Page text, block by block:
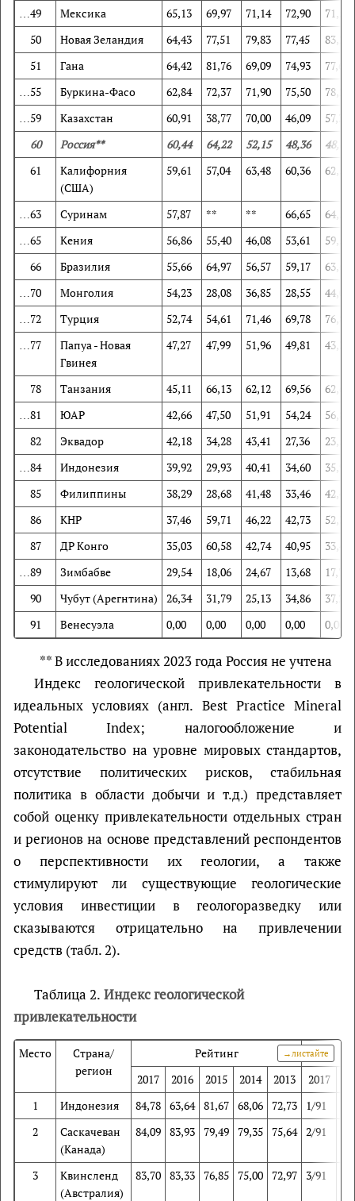
…49 Мексика 65,13 69,97 71,14 72,90
71,50
50
Новая Зеландия 64,43 77,51 79,83 77,45
83,26
51
Гана 64,42 81,76 69,09 74,93
77,60
…55
Буркина-Фасо 62,84 72,37 71,90 75,50
78,22
…59
Казахстан 60,91 38,77 70,00 46,09
57,38
60
Россия** 60,44 64,22 52,15 48,36
48,67
61
Калифорния
(США)
59,61 57,04 63,48 60,36 62,57
…63 Суринам 57,87 ** ** 66,65
64,50
…65
Кения 56,86 55,40 46,08 53,61
59,54
66
Бразилия 55,66 64,97 56,57 59,17
63,65
…70
Монголия 54,23 28,08 36,85 28,55
44,02
…72
Турция 52,74 54,61 71,46 69,78
76,85
…77
Папуа - Новая
Гвинея
47,27 47,99 51,96 49,81 43,37
78 Танзания 45,11 66,13 62,12 69,56
62,67
…81
ЮАР 42,66 47,50 51,91 54,24
56,85
82
Эквадор 42,18 34,28 43,41 27,36
23,54
…84
Индонезия 39,92 29,93 40,41 34,60
35,90
85
Филиппины 38,29 28,68 41,48 33,46
42,41
86
КНР 37,46 59,71 46,22 42,73
52,30
87
ДР Конго 35,03 60,58 42,74 40,95
33,43
…89
Зимбабве 29,54 18,06 24,67 13,68
17,71
90
Чубут (Арегнтина) 26,34 31,79 25,13 34,86
37,26
91
Венесуэла 0,00 0,00 0,00 0,00 0,00
** В исследованиях 2023 года Россия не учтена
Индекс геологической привлекательности в
идеальных условиях (англ. Best Practice Mineral
Potential Index; налогообложение и
законодательство на уровне мировых стандартов,
отсутствие политических рисков, стабильная
политика в области добычи и т.д.) представляет
собой оценку привлекательности отдельных стран
и регионов на основе представлений респондентов
о перспективности их геологии, а также
стимулируют ли существующие геологические
условия инвестиции в геологоразведку или
сказываются отрицательно на привлечении
средств (табл. 2).
Таблица 2. Индекс геологической
привлекательности
Место
Страна/
регион
Рейтинг
2017
2016 2015 2014 2013 2017
1
Индонезия 84,78 63,64 81,67 68,06 72,73 1/91
2
Саскачеван
(Канада)
84,09 83,93 79,49 79,35 75,64 2/91
3
Квинсленд
(Австралия)
83,70 83,33 76,85 75,00 72,97 3/91